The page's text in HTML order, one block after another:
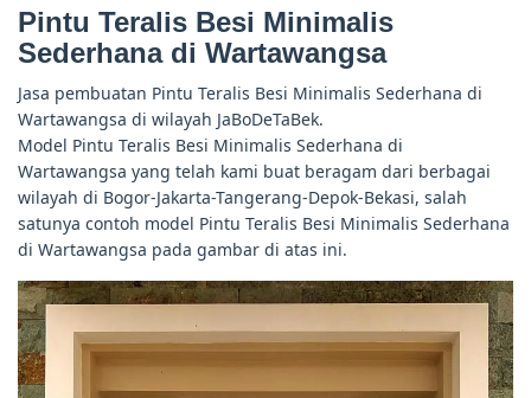
Pintu Teralis Besi Minimalis
Sederhana di Wartawangsa
Jasa pembuatan Pintu Teralis Besi Minimalis Sederhana di
Wartawangsa di wilayah JaBoDeTaBek.
Model Pintu Teralis Besi Minimalis Sederhana di
Wartawangsa yang telah kami buat beragam dari berbagai
wilayah di Bogor-Jakarta-Tangerang-Depok-Bekasi, salah
satunya contoh model Pintu Teralis Besi Minimalis Sederhana
di Wartawangsa pada gambar di atas ini.